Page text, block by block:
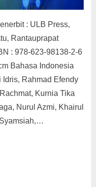
: ULB Press,
Rantauprapat
: 978-623-98138-2-6
Bahasa Indonesia
Rahmad Efendy
Kurnia Tika
Nurul Azmi, Khairul